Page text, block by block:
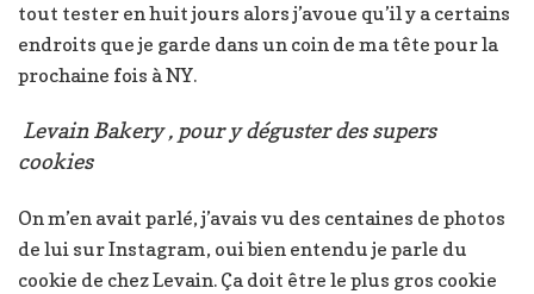
tout tester en huit jours alors j’avoue qu’il y a certains
endroits que je garde dans un coin de ma tête pour la
prochaine fois à NY.
Levain Bakery , pour y déguster des supers
cookies
On m’en avait parlé, j’avais vu des centaines de photos
de lui sur Instagram, oui bien entendu je parle du
cookie de chez Levain. Ça doit être le plus gros cookie